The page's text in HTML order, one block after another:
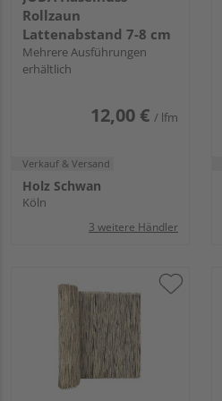
Rollzaun
Lattenabstand 7-8 cm
Mehrere Ausführungen
erhältlich
12,00 € / lfm
Verkauf & Versand
Holz Schwan
Köln
3 weitere Händler